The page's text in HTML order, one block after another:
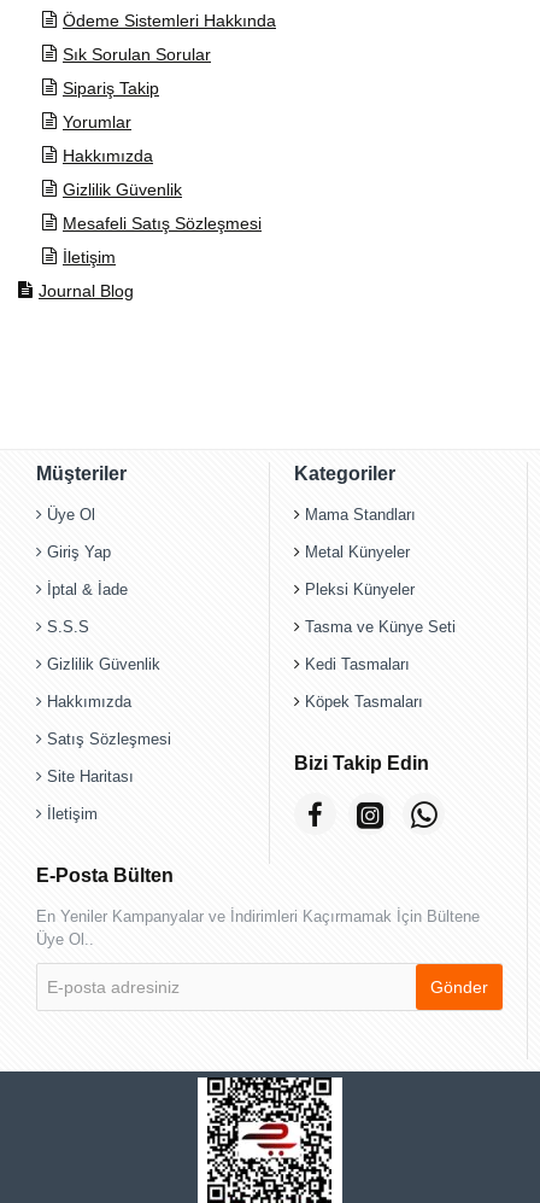
Ödeme Sistemleri Hakkında
Sık Sorulan Sorular
Sipariş Takip
Yorumlar
Hakkımızda
Gizlilik Güvenlik
Mesafeli Satış Sözleşmesi
İletişim
Journal Blog
Müşteriler
Üye Ol
Giriş Yap
İptal & İade
S.S.S
Gizlilik Güvenlik
Hakkımızda
Satış Sözleşmesi
Site Haritası
İletişim
Kategoriler
Mama Standları
Metal Künyeler
Pleksi Künyeler
Tasma ve Künye Seti
Kedi Tasmaları
Köpek Tasmaları
Bizi Takip Edin
E-Posta Bülten
En Yeniler Kampanyalar ve İndirimleri Kaçırmamak İçin Bültene
Üye Ol..
posta
adresiniz
Gönder